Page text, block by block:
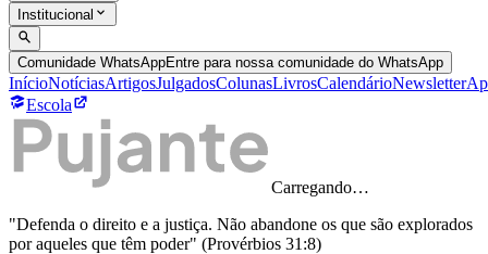
Institucional
Comunidade WhatsAppEntre para nossa comunidade do WhatsApp
InícioNotíciasArtigosJulgadosColunasLivrosCalendárioNewsletter
Escola
Carregando…
"Defenda o direito e a justiça. Não abandone os que são explorados
por aqueles que têm poder" (Provérbios 31:8)